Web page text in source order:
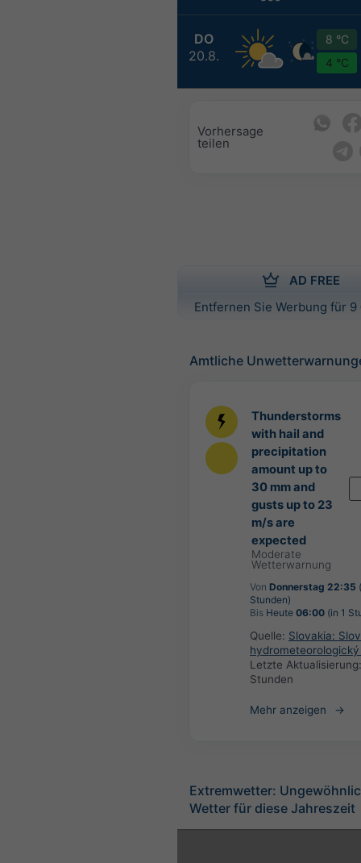
DO
20.8.
8 °C
4 °C
Vorhersage
teilen
AD FREE
Entfernen Sie Werbung für
Amtliche
Thunderstorms
with hail and
precipitation
amount up to
30 mm and
gusts up to 23
m/s are
expected
Moderate
Wetterwarnung
Von Donnerstag 22:35
Stunden)
Bis Heute 06:00 (in 1
Quelle: Slovakia:
Letzte
Stunden
Mehr anzeigen
Extremwetter:
Wetter für diese Jahreszeit